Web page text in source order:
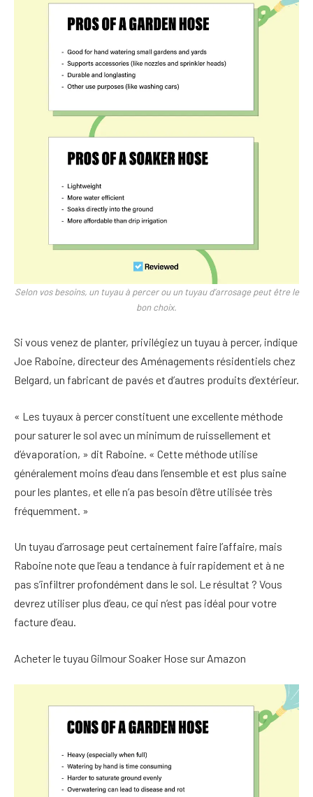
Selon vos besoins, un tuyau à percer ou un tuyau d’arrosage peut être le
bon choix.
Si vous venez de planter, privilégiez un tuyau à percer, indique
Joe Raboine, directeur des Aménagements résidentiels chez
Belgard, un fabricant de pavés et d’autres produits d’extérieur.
« Les tuyaux à percer constituent une excellente méthode
pour saturer le sol avec un minimum de ruissellement et
d’évaporation, » dit Raboine. « Cette méthode utilise
généralement moins d’eau dans l’ensemble et est plus saine
pour les plantes, et elle n’a pas besoin d’être utilisée très
fréquemment. »
Un tuyau d’arrosage peut certainement faire l’affaire, mais
Raboine note que l’eau a tendance à fuir rapidement et à ne
pas s’infiltrer profondément dans le sol. Le résultat ? Vous
devrez utiliser plus d’eau, ce qui n’est pas idéal pour votre
facture d’eau.
Acheter le tuyau Gilmour Soaker Hose sur Amazon